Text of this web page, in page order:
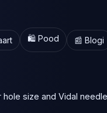
🛍️ Pood 📰 Blogi
size and Vidal